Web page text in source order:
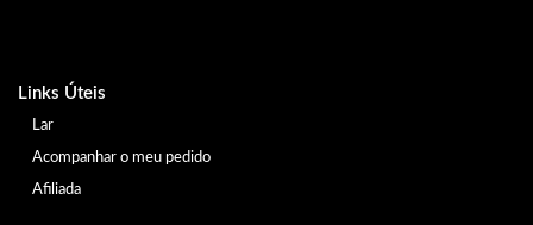
Links Úteis
Lar
Acompanhar o meu pedido
Afiliada